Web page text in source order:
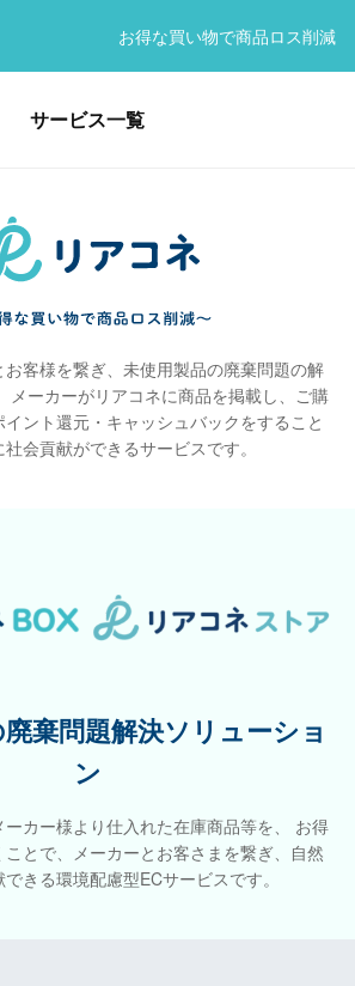
お得な買い物で商品ロス削減
サービス一覧
お客様を繋ぎ、未使用製品の廃棄問題の解
メーカーがリアコネに商品を掲載し、ご購
ント還元・キャッシュバックをすること
会貢献ができるサービスです。
棄問題解決ソリューショ
ン
カー様より仕入れた在庫商品等を、 お得
とで、メーカーとお客さまを繋ぎ、自然
きる環境配慮型ECサービスです。